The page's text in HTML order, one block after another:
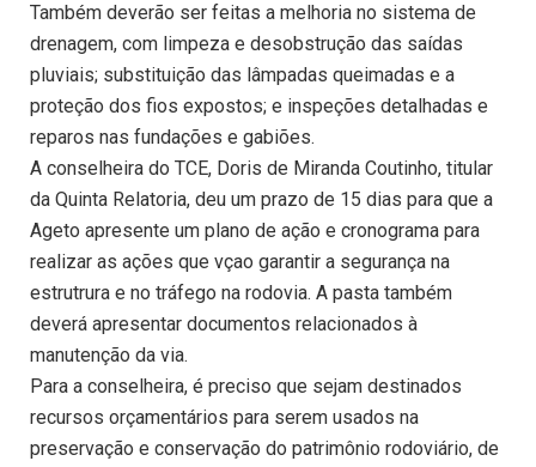
Também deverão ser feitas a melhoria no sistema de
drenagem, com limpeza e desobstrução das saídas
pluviais; substituição das lâmpadas queimadas e a
proteção dos fios expostos; e inspeções detalhadas e
reparos nas fundações e gabiões.
A conselheira do TCE, Doris de Miranda Coutinho, titular
da Quinta Relatoria, deu um prazo de 15 dias para que a
Ageto apresente um plano de ação e cronograma para
realizar as ações que vçao garantir a segurança na
estrutrura e no tráfego na rodovia. A pasta também
deverá apresentar documentos relacionados à
manutenção da via.
Para a conselheira, é preciso que sejam destinados
recursos orçamentários para serem usados na
preservação e conservação do patrimônio rodoviário, de